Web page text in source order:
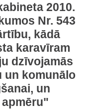
2010.
Nr. 543
kādā
karavīram
dzīvojamās
un komunālo
un